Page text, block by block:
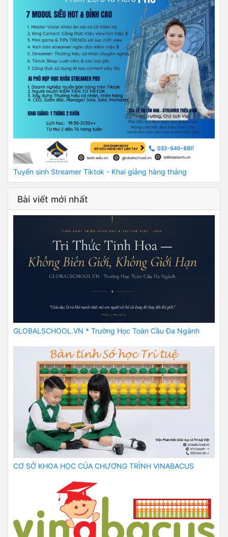
Tuyển sinh Streamer Tiktok - Khai giảng hàng tháng
Bài viết mới nhất
GLOBALSCHOOL.VN * Trường Học Toàn Cầu Đa Ngành
CƠ SỞ KHOA HỌC CỦA CHƯƠNG TRÌNH VINABACUS